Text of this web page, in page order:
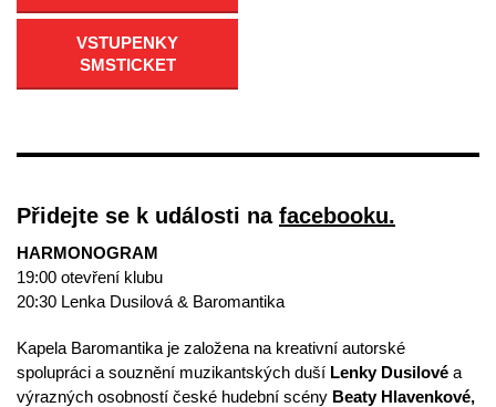
VSTUPENKY
SMSTICKET
Přidejte se k události na facebooku.
HARMONOGRAM
19:00 otevření klubu
20:30 Lenka Dusilová & Baromantika
Kapela Baromantika je založena na kreativní autorské
spolupráci a souznění muzikantských duší Lenky Dusilové a
výrazných osobností české hudební scény Beaty Hlavenkové,